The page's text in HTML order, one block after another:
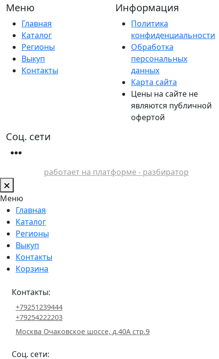
Меню
Главная
Каталог
Регионы
Выкуп
Контакты
Информация
Политика
конфиденциальности
Обработка
персональных
данных
Карта сайта
Цены на сайте не
являются публичной
офертой
Соц. сети
работает на платформе - разбиратор
Меню
Главная
Каталог
Регионы
Выкуп
Контакты
Корзина
Контакты:
+79251239444
+79254222203
Москва Очаковское шоссе, д.40А стр.9
Соц. сети: